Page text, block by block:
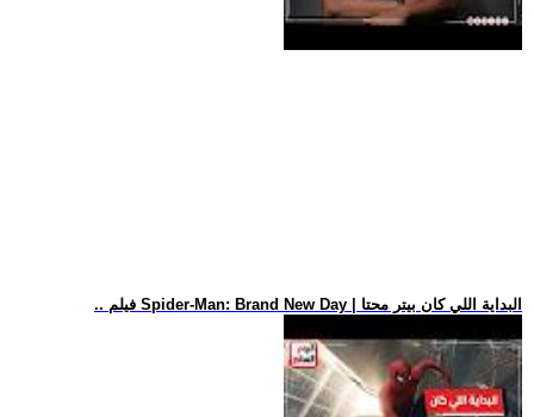
.. فيلم Spider-Man: Brand New Day | البداية اللي كان بيتر محتا